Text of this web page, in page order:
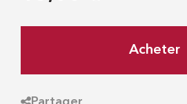
Acheter